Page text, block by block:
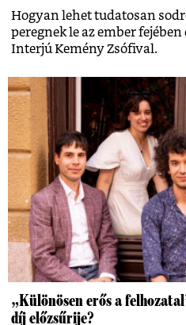
Hogyan lehet tudatosan
peregnek le az ember
Interjú Kemény Zsófival.
„Különösen erős a
díj előzsűrije?